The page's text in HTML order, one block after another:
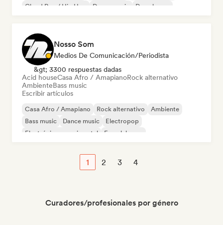
Cloud Rap / Hip Hop Dance music Deep house
Nosso Som
Medios De Comunicación/Periodista
&gt; 3300 respuestas dadas
Acid houseCasa Afro / AmapianoRock alternativo
AmbienteBass music
Escribir artículos
Casa Afro / Amapiano Rock alternativo
Ambiente
Bass music
Dance music
Electropop
Electrónica experimental
French house
1 2 3 4
Curadores/profesionales por género